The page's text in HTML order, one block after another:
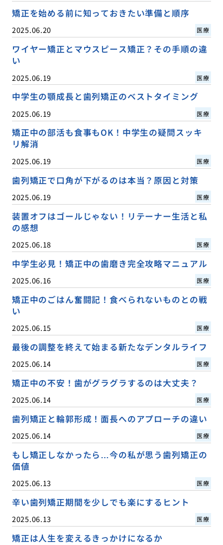
矯正を始める前に知っておきたい準備と順序
2025.06.20 医療
ワイヤー矯正とマウスピース矯正？その手順の違
い
2025.06.19 医療
中学生の顎成長と歯列矯正のベストタイミング
2025.06.19 医療
矯正中の部活も食事もOK！中学生の疑問スッキ
リ解消
2025.06.19 医療
歯列矯正で口角が下がるのは本当？原因と対策
2025.06.19 医療
装置オフはゴールじゃない！リテーナー生活と私
の感想
2025.06.18 医療
中学生必見！矯正中の歯磨き完全攻略マニュアル
2025.06.16 医療
矯正中のごはん奮闘記！食べられないものとの戦
い
2025.06.15 医療
最後の調整を終えて始まる新たなデンタルライフ
2025.06.14 医療
矯正中の不安！歯がグラグラするのは大丈夫？
2025.06.14 医療
歯列矯正と輪郭形成！面長へのアプローチの違い
2025.06.14 医療
もし矯正しなかったら…今の私が思う歯列矯正の
価値
2025.06.13 医療
辛い歯列矯正期間を少しでも楽にするヒント
2025.06.13 医療
矯正は人生を変えるきっかけになるか